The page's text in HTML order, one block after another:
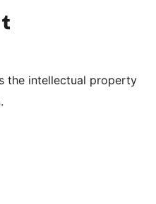
canale YouTube
Visita il nostro account Tumblr
the intellectual property